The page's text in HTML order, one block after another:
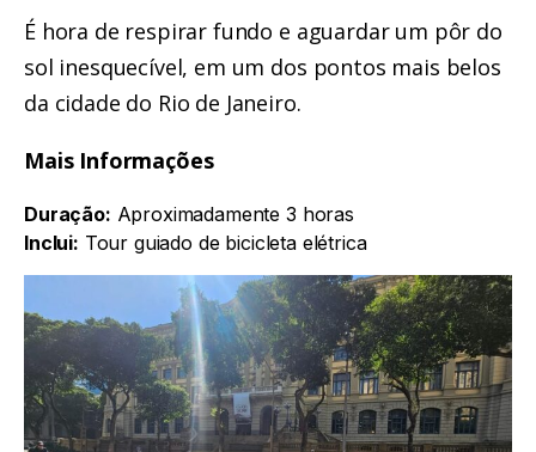
É hora de respirar fundo e aguardar um pôr do
sol inesquecível, em um dos pontos mais belos
da cidade do Rio de Janeiro.
Mais Informações
Duração: Aproximadamente 3 horas
Inclui: Tour guiado de bicicleta elétrica